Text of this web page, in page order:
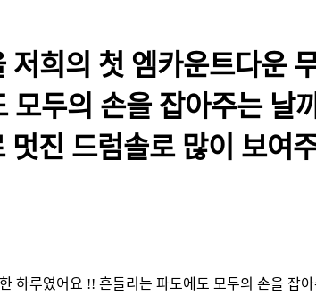
의 첫 엠카운트다운
두의 손을 잡아주는 날
진 드럼솔로 많이 보여
루였어요 !! 흔들리는 파도에도 모두의 손을 잡